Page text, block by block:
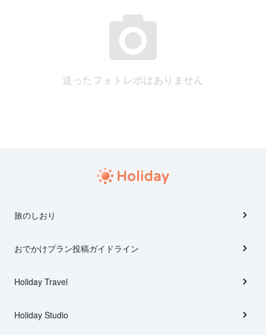
送ったフォトレポはありません
旅のしおり
おでかけプラン投稿ガイドライン
Holiday Travel
Holiday Studio